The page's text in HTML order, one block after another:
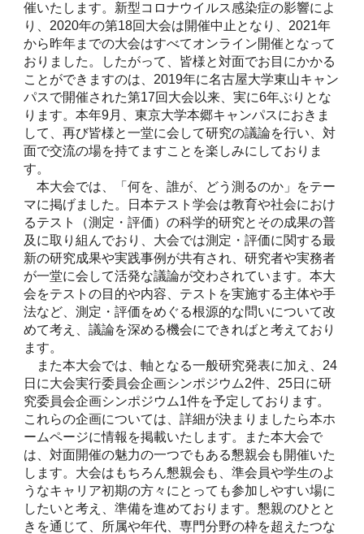
催いたします。新型コロナウイルス感染症の影響によ
り、2020年の第18回大会は開催中止となり、2021年
から昨年までの大会はすべてオンライン開催となって
おりました。したがって、皆様と対面でお目にかかる
ことができますのは、2019年に名古屋大学東山キャン
パスで開催された第17回大会以来、実に6年ぶりとな
ります。本年9月、東京大学本郷キャンパスにおきま
して、再び皆様と一堂に会して研究の議論を行い、対
面で交流の場を持てますことを楽しみにしておりま
す。
本大会では、「何を、誰が、どう測るのか」をテー
マに掲げました。日本テスト学会は教育や社会におけ
るテスト（測定・評価）の科学的研究とその成果の普
及に取り組んでおり、大会では測定・評価に関する最
新の研究成果や実践事例が共有され、研究者や実務者
が一堂に会して活発な議論が交わされています。本大
会をテストの目的や内容、テストを実施する主体や手
法など、測定・評価をめぐる根源的な問いについて改
めて考え、議論を深める機会にできればと考えており
ます。
また本大会では、軸となる一般研究発表に加え、24
日に大会実行委員会企画シンポジウム2件、25日に研
究委員会企画シンポジウム1件を予定しております。
これらの企画については、詳細が決まりましたら本ホ
ームページに情報を掲載いたします。また本大会で
は、対面開催の魅力の一つでもある懇親会も開催いた
します。大会はもちろん懇親会も、準会員や学生のよ
うなキャリア初期の方々にとっても参加しやすい場に
したいと考え、準備を進めております。懇親のひとと
きを通じて、所属や年代、専門分野の枠を超えたつな